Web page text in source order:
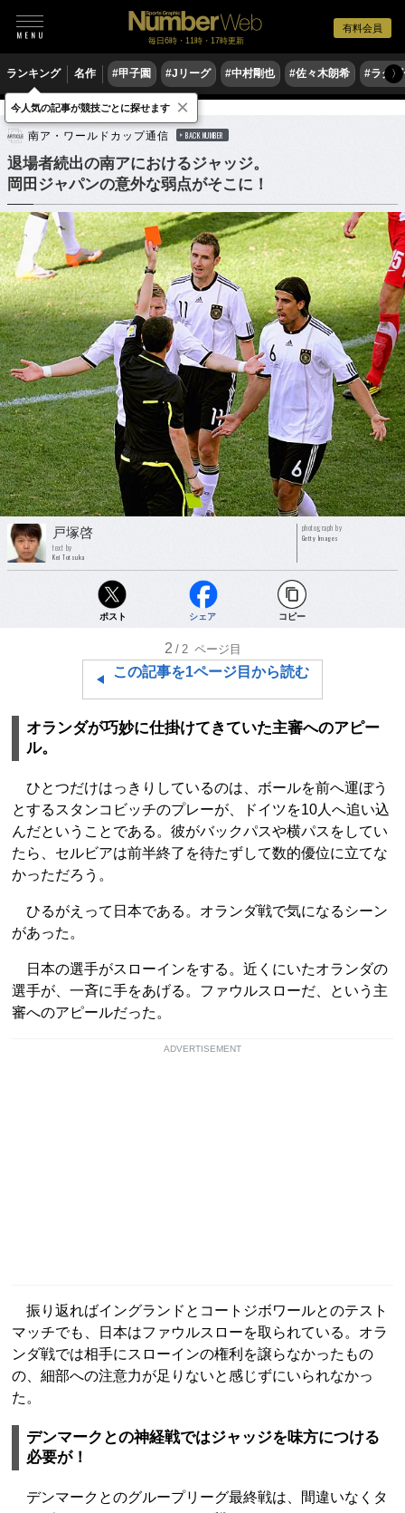
有料会員
毎日6時・11時・17時更新
ランキング 名作 #甲子園 #Jリーグ #中村剛也 #佐々木朗希 #ラグ〉
サッカー サッカー日本代表
南ア・ワールドカップ通信 BACK NUMBER
退場者続出の南アにおけるジャッジ。
岡田ジャパンの意外な弱点がそこに！
戸塚啓
text by
Kei Totsuka
photograph by
Getty Images
ポスト シェア コピー
2 /2 ページ目
この記事を1ページ目から読む
オランダが巧妙に仕掛けてきていた主審へのアピー
ル。
ひとつだけはっきりしているのは、ボールを前へ運ぼう
とするスタンコビッチのプレーが、ドイツを10人へ追い込
んだということである。彼がバックパスや横パスをしてい
たら、セルビアは前半終了を待たずして数的優位に立てな
かっただろう。
ひるがえって日本である。オランダ戦で気になるシーン
があった。
日本の選手がスローインをする。近くにいたオランダの
選手が、一斉に手をあげる。ファウルスローだ、という主
審へのアピールだった。
ADVERTISEMENT
振り返ればイングランドとコートジボワールとのテスト
マッチでも、日本はファウルスローを取られている。オラ
ンダ戦では相手にスローインの権利を譲らなかったもの
の、細部への注意力が足りないと感じずにいられなかっ
た。
デンマークとの神経戦ではジャッジを味方につける
必要が！
デンマークとのグループリーグ最終戦は、間違いなくタ
今人気の記事が競技ごとに探せます ×